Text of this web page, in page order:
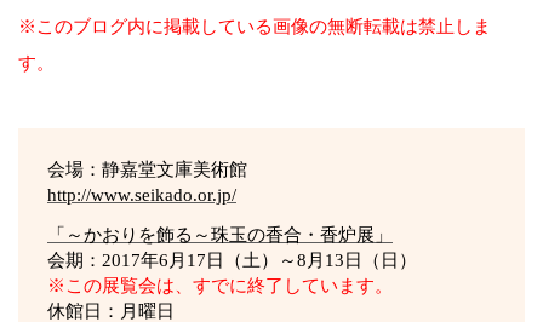
※このブログ内に掲載している画像の無断転載は禁止しま
す。
会場：静嘉堂文庫美術館
http://www.seikado.or.jp/
「～かおりを飾る～珠玉の香合・香炉展」
会期：2017年6月17日（土）～8月13日（日）
※この展覧会は、すでに終了しています。
休館日：月曜日